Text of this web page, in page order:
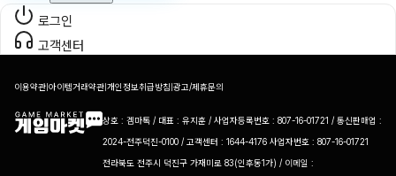
로그인
고객센터
이용약관|아이템거래약관|개인정보취급방침|광고/제휴문의
상호 : 겜마톡 / 대표 : 유지훈 / 사업자등록번호 : 807-16-01721 / 통신판매업 :
2024-전주덕진-0100 / 고객센터 : 1644-4176 사업자번호 : 807-16-01721
전라북도 전주시 덕진구 가재미로 83(인후동1가) / 이메일 :